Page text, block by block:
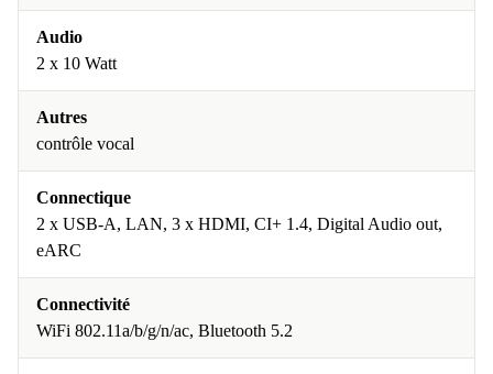
Audio
2 x 10 Watt
Autres
contrôle vocal
Connectique
2 x USB-A, LAN, 3 x HDMI, CI+ 1.4, Digital Audio out,
eARC
Connectivité
WiFi 802.11a/b/g/n/ac, Bluetooth 5.2